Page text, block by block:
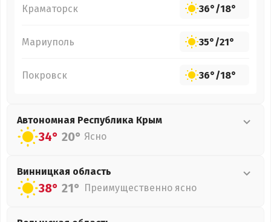
Краматорск 36°/18°
Мариуполь 35°/21°
Покровск 36°/18°
Автономная Республика Крым
34° 20° Ясно
Винницкая область
38° 21° Преимущественно ясно